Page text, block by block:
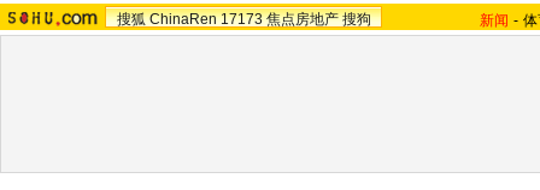
搜狐 ChinaRen 17173 焦点房地产 搜狗 新闻 -